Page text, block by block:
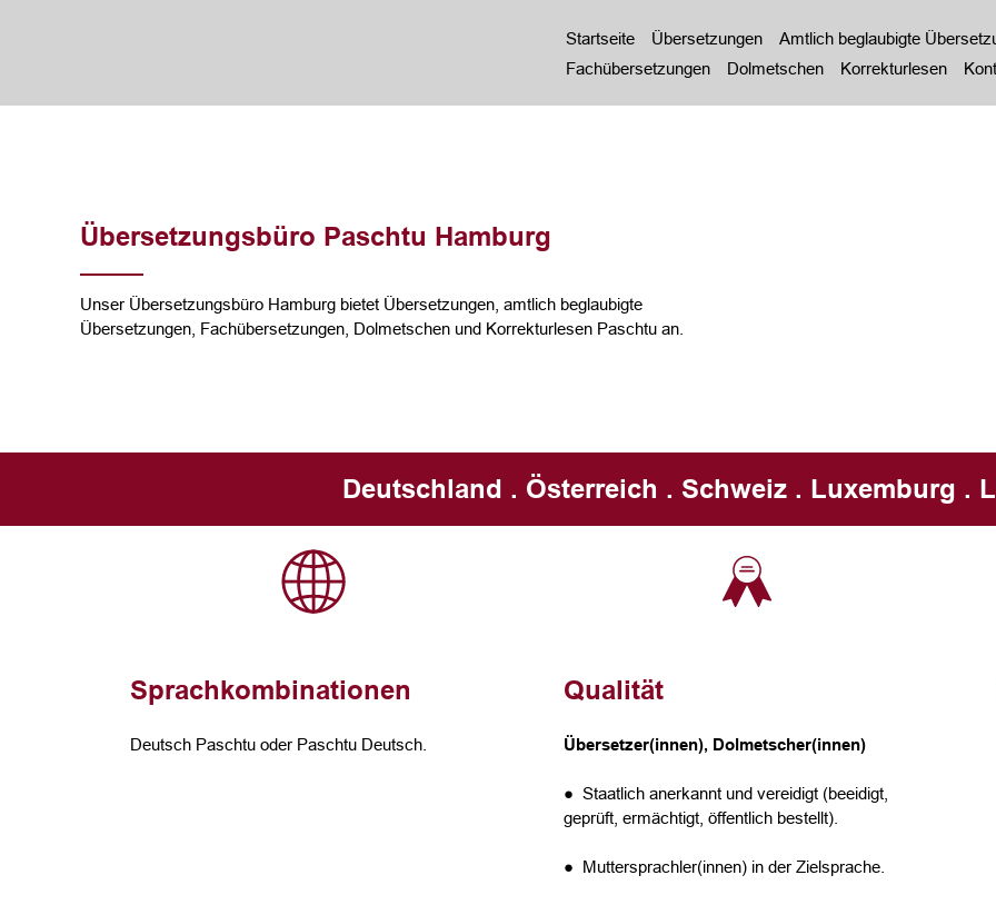
Startseite Übersetzungen
Amtlich beglaubigte
Fachübersetzungen
Dolmetschen Korrekturlesen
Übersetzungsbüro Paschtu Hamburg
Unser Übersetzungsbüro Hamburg bietet Übersetzungen, amtlich beglaubigte
Übersetzungen, Fachübersetzungen, Dolmetschen und Korrekturlesen Paschtu an.
Deutschland . Österreich . Schweiz . Luxemburg .
Sprachkombinationen
Deutsch Paschtu oder Paschtu Deutsch.
Qualität
Übersetzer(innen), Dolmetscher(innen)
● Staatlich anerkannt und vereidigt (beeidigt,
geprüft, ermächtigt, öffentlich bestellt).
● Muttersprachler(innen) in der Zielsprache.